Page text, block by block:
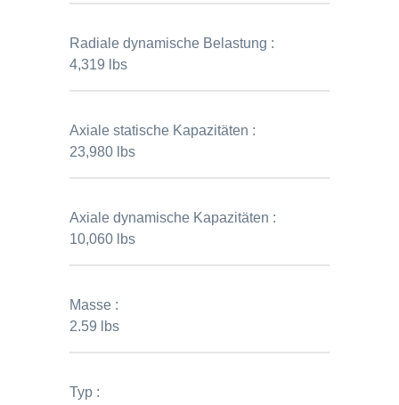
Radiale dynamische Belastung :
4,319 lbs
Axiale statische Kapazitäten :
23,980 lbs
Axiale dynamische Kapazitäten :
10,060 lbs
Masse :
2.59 lbs
Typ :